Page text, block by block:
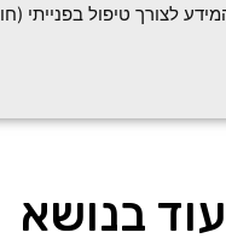
לצורך טיפול בפנייתי
עוד בנושא